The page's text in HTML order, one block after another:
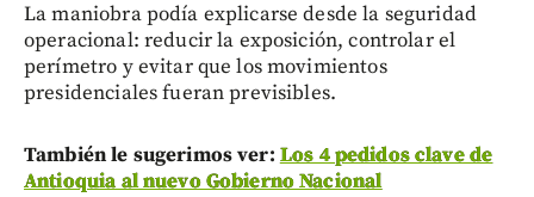
La maniobra podía explicarse desde la seguridad
operacional: reducir la exposición, controlar el
perímetro y evitar que los movimientos
presidenciales fueran previsibles.
También le sugerimos ver: Los 4 pedidos clave de
Antioquia al nuevo Gobierno Nacional